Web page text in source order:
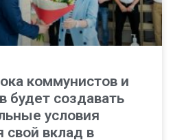
коммунистов и
будет создавать
условия
свой вклад в